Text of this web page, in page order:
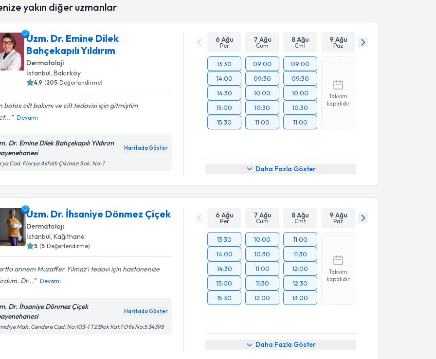
yakın diğer uzmanlar
Uzm. Dr. Emine Dilek
Bahçekapılı Yıldırım
Dermatoloji
İstanbul , Bakırköy
4.9 (205 Değerlendirme)
botox cilt bakımı ve cilt tedavisi için gitmiştim
Devamı
Dr. Emine Dilek Bahçekapılı Yıldırım
Haritada Göster
Cad. Florya Asfaltı Çıkmazı Sok. No: 1
6 Ağu
Per
7 Ağu
Cum
8 Ağu
Cmt
9 Ağu
Paz
13:30
14:00
14:30
15:00
15:30
09:00
09:30
10:00
10:30
11:00
09:00
09:30
10:00
10:30
11:00
Takvim
kapalıdır
Daha Fazla Göster
Uzm. Dr. İhsaniye Dönmez Çiçek
Dermatoloji
İstanbul, Kağıthane
5 (5 Değerlendirme)
annem Muzaffer Yılmaz'ı tedavi için hastanenize
Dr...
Devamı
Dr. İhsaniye Dönmez Çiçek
Haritada Göster
Mah. Cendere Cad. No:103-1 T2 Blok Kat:1 Ofis No:5 34398
6 Ağu
Per
7 Ağu
Cum
8 Ağu
Cmt
9 Ağu
Paz
13:30
14:00
14:30
15:00
15:30
10:00
10:30
11:00
11:30
12:00
11:00
11:30
12:00
12:30
13:00
Takvim
kapalıdır
Daha Fazla Göster
Randevu Takvimi Talebi